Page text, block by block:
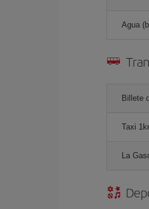
Agua
Billete
Taxi
La